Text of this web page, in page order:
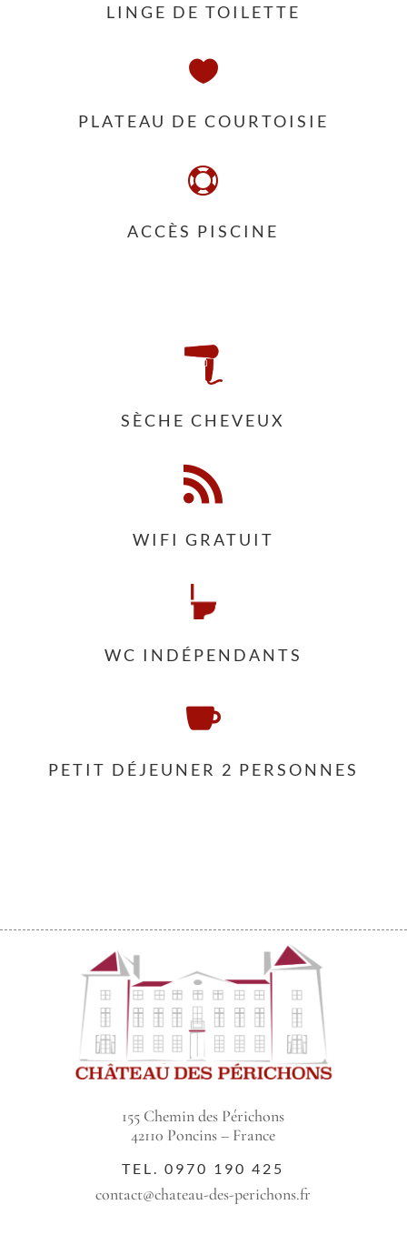
LINGE DE TOILETTE

PLATEAU DE COURTOISIE

ACCÈS PISCINE
SÈCHE CHEVEUX

WIFI GRATUIT
WC INDÉPENDANTS

PETIT DÉJEUNER 2 PERSONNES
155 Chemin des Périchons
42110 Poncins – France
TEL.0970 190 425
contact@chateau-des-perichons.fr